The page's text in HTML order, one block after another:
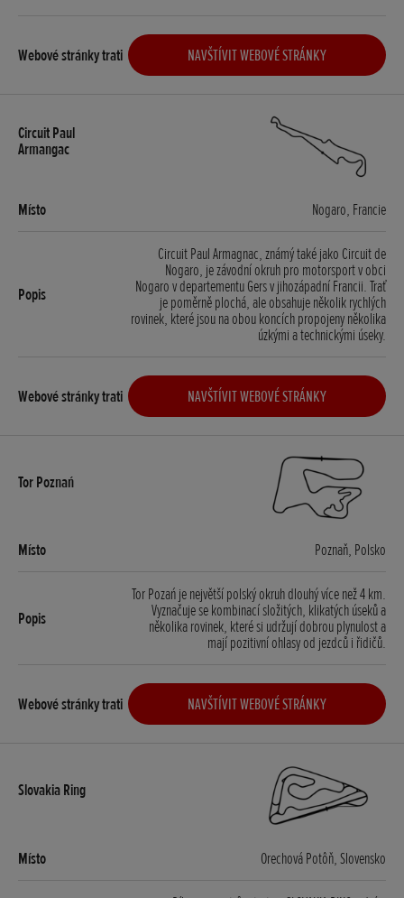
NAVŠTÍVIT WEBOVÉ STRÁNKY
Nogaro, Francie
Circuit Paul Armagnac, známý také jako Circuit de
Nogaro, je závodní okruh pro motorsport v obci
Nogaro v departementu Gers v jihozápadní Francii. Trať
je poměrně plochá, ale obsahuje několik rychlých
rovinek, které jsou na obou koncích propojeny několika
úzkými a technickými úseky.
NAVŠTÍVIT WEBOVÉ STRÁNKY
Poznaň, Polsko
Tor Pozań je největší polský okruh dlouhý více než 4 km.
Vyznačuje se kombinací složitých, klikatých úseků a
několika rovinek, které si udržují dobrou plynulost a
mají pozitivní ohlasy od jezdců i řidičů.
NAVŠTÍVIT WEBOVÉ STRÁNKY
Orechová Potôň, Slovensko